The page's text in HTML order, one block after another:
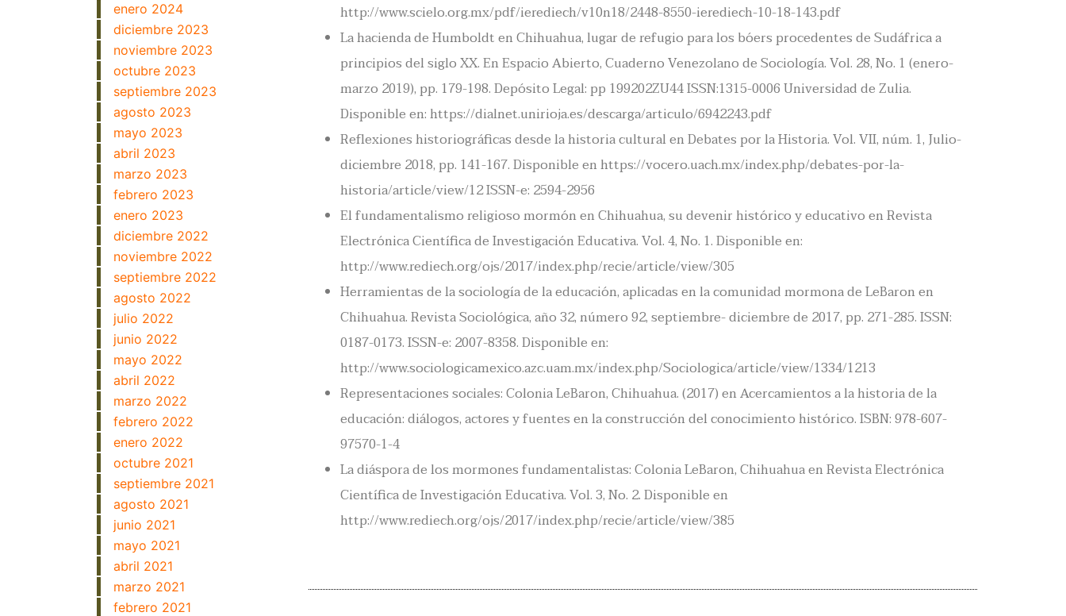
enero 2024
diciembre 2023
noviembre 2023
octubre 2023
septiembre 2023
agosto 2023
mayo 2023
abril 2023
marzo 2023
febrero 2023
enero 2023
diciembre 2022
noviembre 2022
septiembre 2022
agosto 2022
julio 2022
junio 2022
mayo 2022
abril 2022
marzo 2022
febrero 2022
enero 2022
octubre 2021
septiembre 2021
agosto 2021
junio 2021
mayo 2021
abril 2021
marzo 2021
febrero 2021
http://www.scielo.org.mx/pdf/ierediech/v10n18/2448-8550-ierediech-10-18-143.pdf
La hacienda de Humboldt en Chihuahua, lugar de refugio para los bóers procedentes de Sudáfrica a
principios del siglo XX. En Espacio Abierto, Cuaderno Venezolano de Sociología. Vol. 28, No. 1 (enero-
marzo 2019), pp. 179-198. Depósito Legal: pp 199202ZU44 ISSN:1315-0006 Universidad de Zulia.
Disponible en: https://dialnet.unirioja.es/descarga/articulo/6942243.pdf
Reflexiones historiográficas desde la historia cultural en Debates por la Historia. Vol. VII, núm. 1, Julio-
diciembre 2018, pp. 141-167. Disponible en https://vocero.uach.mx/index.php/debates-por-la-
historia/article/view/12 ISSN-e: 2594-2956
El fundamentalismo religioso mormón en Chihuahua, su devenir histórico y educativo en Revista
Electrónica Científica de Investigación Educativa. Vol. 4, No. 1. Disponible en:
http://www.rediech.org/ojs/2017/index.php/recie/article/view/305
Herramientas de la sociología de la educación, aplicadas en la comunidad mormona de LeBaron en
Chihuahua. Revista Sociológica, año 32, número 92, septiembre- diciembre de 2017, pp. 271-285. ISSN:
0187-0173. ISSN-e: 2007-8358. Disponible en:
http://www.sociologicamexico.azc.uam.mx/index.php/Sociologica/article/view/1334/1213
Representaciones sociales: Colonia LeBaron, Chihuahua. (2017) en Acercamientos a la historia de la
educación: diálogos, actores y fuentes en la construcción del conocimiento histórico. ISBN: 978-607-
97570-1-4
La diáspora de los mormones fundamentalistas: Colonia LeBaron, Chihuahua en Revista Electrónica
Científica de Investigación Educativa. Vol. 3, No. 2. Disponible en
http://www.rediech.org/ojs/2017/index.php/recie/article/view/385